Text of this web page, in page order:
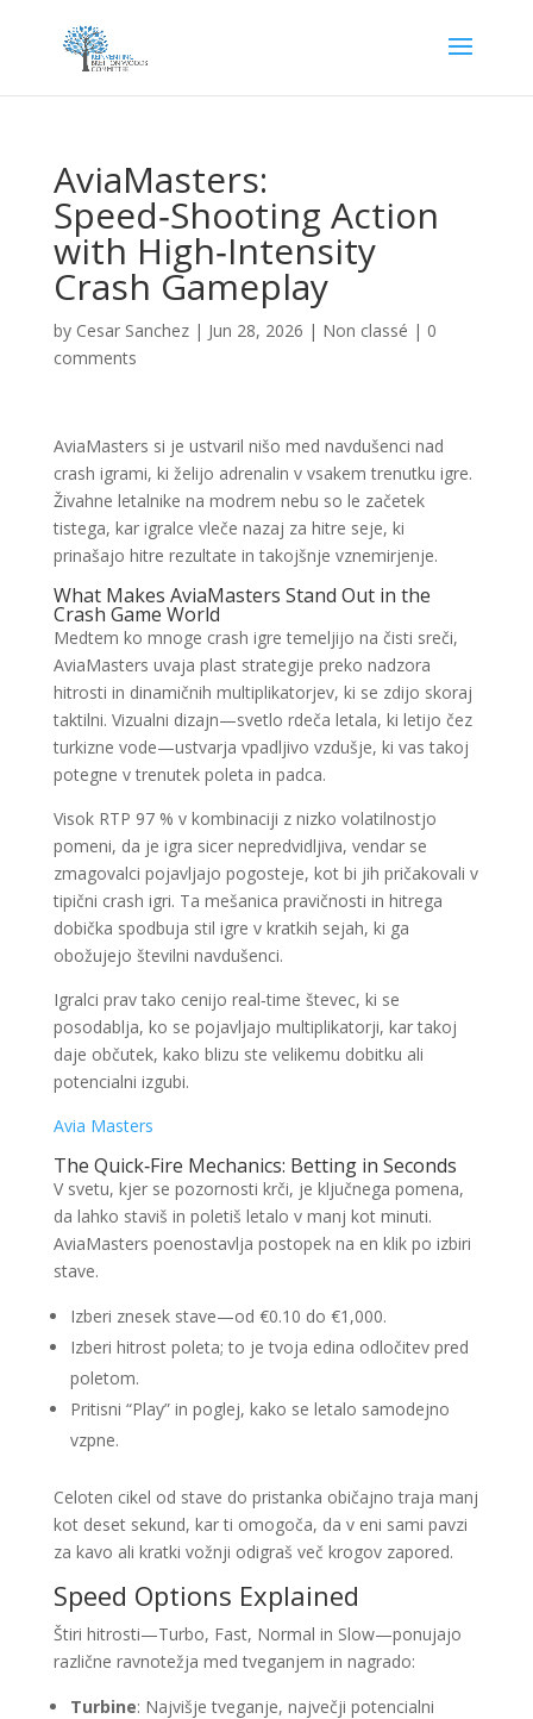
AviaMasters:
Speed‑Shooting Action
with High‑Intensity
Crash Gameplay
by Cesar Sanchez| Jun 28, 2026 | Non classé | 0
comments
AviaMasters si je ustvaril nišo med navdušenci nad
crash igrami, ki želijo adrenalin v vsakem trenutku igre.
Živahne letalnike na modrem nebu so le začetek
tistega, kar igralce vleče nazaj za hitre seje, ki
prinašajo hitre rezultate in takojšnje vznemirjenje.
What Makes AviaMasters Stand Out in the
Crash Game World
Medtem ko mnoge crash igre temeljijo na čisti sreči,
AviaMasters uvaja plast strategije preko nadzora
hitrosti in dinamičnih multiplikatorjev, ki se zdijo skoraj
taktilni. Vizualni dizajn—svetlo rdeča letala, ki letijo čez
turkizne vode—ustvarja vpadljivo vzdušje, ki vas takoj
potegne v trenutek poleta in padca.
Visok RTP 97 % v kombinaciji z nizko volatilnostjo
pomeni, da je igra sicer nepredvidljiva, vendar se
zmagovalci pojavljajo pogosteje, kot bi jih pričakovali v
tipični crash igri. Ta mešanica pravičnosti in hitrega
dobička spodbuja stil igre v kratkih sejah, ki ga
obožujejo številni navdušenci.
Igralci prav tako cenijo real‑time števec, ki se
posodablja, ko se pojavljajo multiplikatorji, kar takoj
daje občutek, kako blizu ste velikemu dobitku ali
potencialni izgubi.
Avia Masters
The Quick‑Fire Mechanics: Betting in Seconds
V svetu, kjer se pozornosti krči, je ključnega pomena,
da lahko staviš in poletiš letalo v manj kot minuti.
AviaMasters poenostavlja postopek na en klik po izbiri
stave.
Izberi znesek stave—od €0.10 do €1,000.
Izberi hitrost poleta; to je tvoja edina odločitev pred
poletom.
Pritisni “Play” in poglej, kako se letalo samodejno
vzpne.
Celoten cikel od stave do pristanka običajno traja manj
kot deset sekund, kar ti omogoča, da v eni sami pavzi
za kavo ali kratki vožnji odigraš več krogov zapored.
Speed Options Explained
Štiri hitrosti—Turbo, Fast, Normal in Slow—ponujajo
različne ravnotežja med tveganjem in nagrado:
Turbine: Najvišje tveganje, največji potencialni